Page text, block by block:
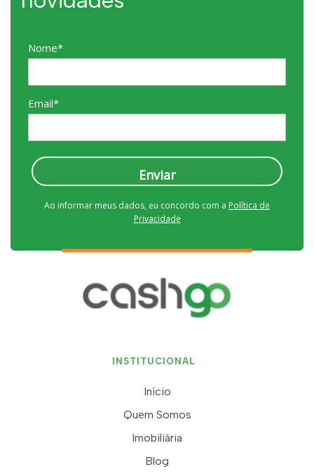
Nome*
Email*
Enviar
Ao informar meus dados, eu concordo com a Política de
Privacidade
INSTITUCIONAL
Início
Quem Somos
Imobiliária
Blog